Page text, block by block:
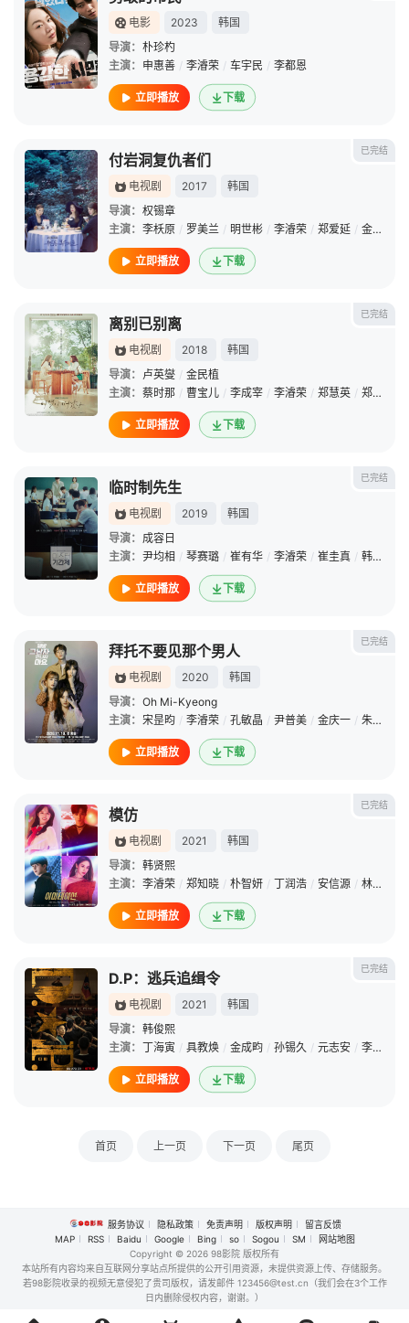
电影 2023
韩国
导演： 朴珍杓
主演： 申惠善 / 李濬荣 / 车宇民 / 李都恩
立即播放 下载
已完结
付岩洞复仇者们
电视剧 2017
韩国
导演： 权锡章
主演： 李枖原 / 罗美兰 / 明世彬 / 李濬荣 / 郑爱延 / 金史权
立即播放 下载
已完结
离别已别离
电视剧 2018
韩国
导演： 卢英燮 / 金民植
主演： 蔡时那 / 曹宝儿 / 李成宰 / 李濬荣 / 郑慧英 / 郑雄仁
立即播放 下载
已完结
临时制先生
电视剧 2019
韩国
导演： 成容日
主演： 尹均相 / 琴赛璐 / 崔有华 / 李濬荣 / 崔圭真 / 韩素恩
立即播放 下载
已完结
拜托不要见那个男人
电视剧 2020
韩国
导演： Oh Mi-Kyeong
主演： 宋昰昀 / 李濬荣 / 孔敏晶 / 尹普美 / 金庆一 / 朱宇宰
立即播放 下载
已完结
模仿
电视剧 2021
韩国
导演： 韩贤熙
主演： 李濬荣 / 郑知晓 / 朴智妍 / 丁润浩 / 安信源 / 林娜荣
立即播放 下载
已完结
D.P：逃兵追缉令
电视剧 2021
韩国
导演： 韩俊熙
主演： 丁海寅 / 具教焕 / 金成畇 / 孙锡久 / 元志安 / 李濬荣
立即播放 下载
首页 上一页 下一页 尾页
服务协议 隐私政策 免责声明 版权声明
留言反馈
MAP
RSS Baidu Google Bing so Sogou SM
网站地图
Copyright © 2026 98影院 版权所有
本站所有内容均来自互联网分享站点所提供的公开引用资源，未提供资源上传、存储服务。
若98影院收录的视频无意侵犯了贵司版权，请发邮件 123456@test.cn（我们会在3个工作
日内删除侵权内容，谢谢。）